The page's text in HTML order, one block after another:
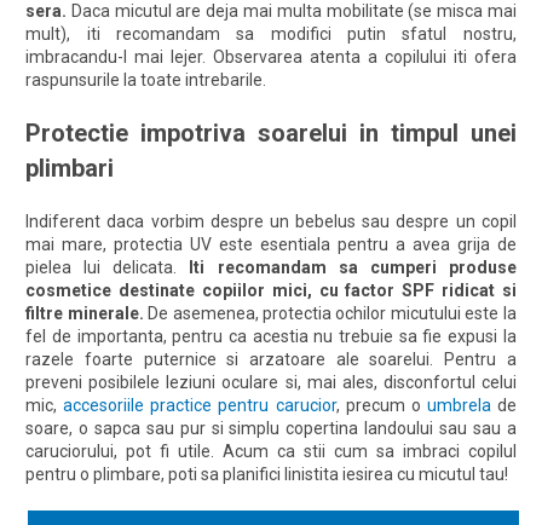
sera. Daca micutul are deja mai multa mobilitate (se misca mai
mult), iti recomandam sa modifici putin sfatul nostru,
imbracandu-l mai lejer. Observarea atenta a copilului iti ofera
raspunsurile la toate intrebarile.
Protectie impotriva soarelui in timpul unei
plimbari
Indiferent daca vorbim despre un bebelus sau despre un copil
mai mare, protectia UV este esentiala pentru a avea grija de
pielea lui delicata.
Iti recomandam sa cumperi produse
cosmetice destinate copiilor mici, cu factor SPF ridicat si
filtre minerale. De asemenea, protectia ochilor micutului este la
fel de importanta, pentru ca acestia nu trebuie sa fie expusi la
razele foarte puternice si arzatoare ale soarelui. Pentru a
preveni posibilele leziuni oculare si, mai ales, disconfortul celui
mic,accesoriile practice pentru carucior, precum o umbrelade
soare, o sapca sau pur si simplu copertina landoului sau sau a
caruciorului, pot fi utile. Acum ca stii cum sa imbraci copilul
pentru o plimbare, poti sa planifici linistita iesirea cu micutul tau!